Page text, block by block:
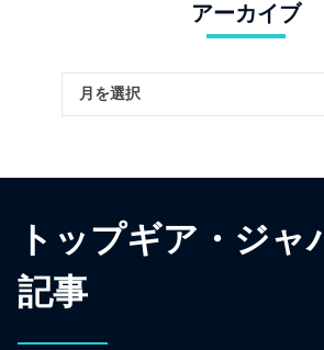
アーカイブ
トップギア・ジャ
記事